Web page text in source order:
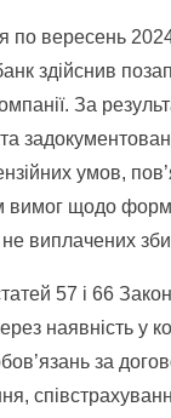
по вересень
здійснив
За
умов,
вимог щодо
виплачених
57 і 66
наявність у
за